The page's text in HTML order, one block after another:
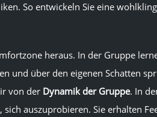
So entwickeln Sie eine
heraus. In der Gruppe
und über den eigenen Schatten
von der Dynamik der Gruppe. In
auszuprobieren. Sie erhalten